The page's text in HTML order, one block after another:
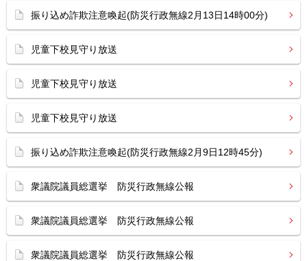
振り込め詐欺注意喚起(防災行政無線2月13日14時00分)
児童下校見守り放送
児童下校見守り放送
児童下校見守り放送
振り込め詐欺注意喚起(防災行政無線2月9日12時45分)
衆議院議員総選挙 防災行政無線公報
衆議院議員総選挙 防災行政無線公報
衆議院議員総選挙 防災行政無線公報